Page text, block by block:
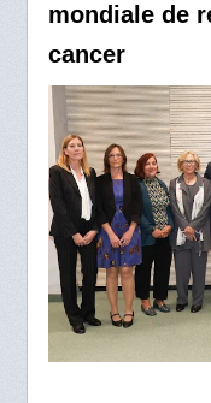
mondiale de
cancer